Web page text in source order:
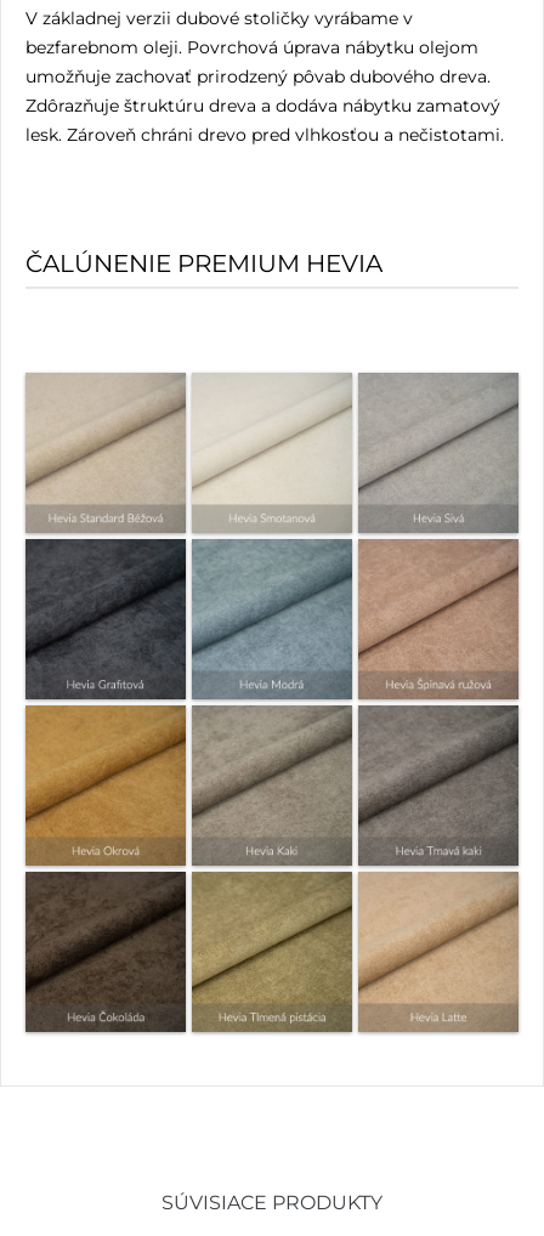
V základnej verzii dubové stoličky vyrábame v
bezfarebnom oleji. Povrchová úprava nábytku olejom
umožňuje zachovať prirodzený pôvab dubového dreva.
Zdôrazňuje štruktúru dreva a dodáva nábytku zamatový
lesk. Zároveň chráni drevo pred vlhkosťou a nečistotami.
ČALÚNENIE PREMIUM HEVIA
SÚVISIACE PRODUKTY